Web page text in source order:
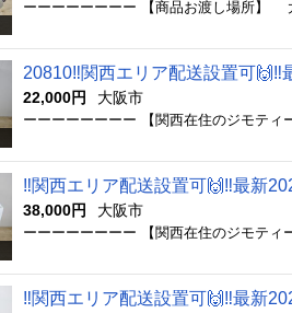
20810‼️関西エリア配送設置可🙌‼️
22,000円 大阪市
‼️関西エリア配送設置可🙌‼️最新
38,000円 大阪市
‼️関西エリア配送設置可🙌‼️最新